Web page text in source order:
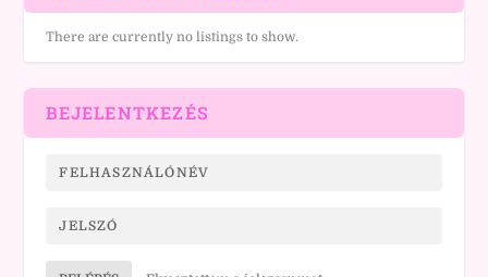
There are currently no listings to show.
BEJELENTKEZÉS